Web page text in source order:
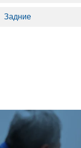
Задние